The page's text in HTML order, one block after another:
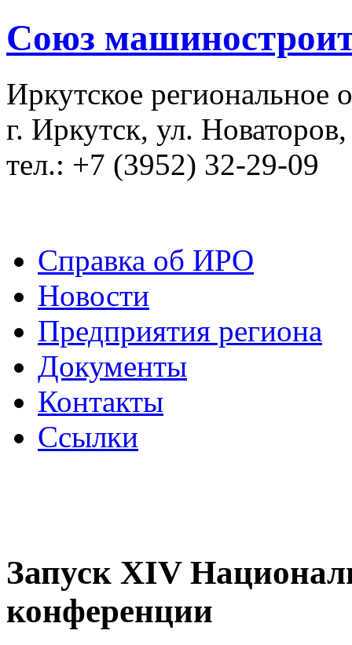
Союз
Иркутское региональное
г. Иркутск, ул.
тел.: +7 (3952) 32-29-09
Справка об ИРО
Новости
Предприятия региона
Документы
Контакты
Ссылки
Запуск XIV
конференции